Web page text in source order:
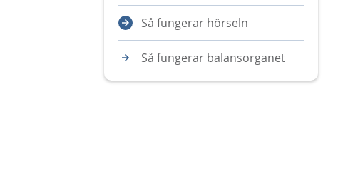
Så fungerar hörseln
Så fungerar balansorganet